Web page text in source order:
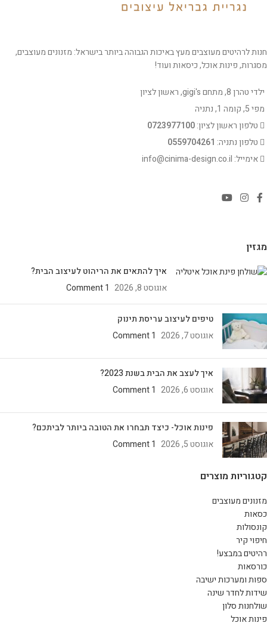
חנות לרהיטים מעוצבים מעץ באיכות הגבוהה ביותר בישראל: מזנונים מעוצבים,
מסגרות, פינות אוכל, כיסאות ועוד!
ילדי טהרן 8, מתחם gigi's, ראשון לציון
מפי 5, קומה 1, נתניה
טלפון ראשון לציון:0723977100
טלפון נתניה: 0559704261
אימייל: info@cinima-design.co.il
מגזין
איך להתאים את הריהוט לעיצוב הבית?
אוגוסט 8, 2026
1 Comment
טיפים לעיצוב עריסת תינוק
אוגוסט 7, 2026
1 Comment
איך לעצב את הבית בשנת 2023?
אוגוסט 6, 2026
1 Comment
פינות אוכל- כיצד תבחרו את הטובה ביותר לביתכם?
אוגוסט 5, 2026
1 Comment
קטגוריות מוצרים
מזנונים מעוצבים
כסאות
קונסולות
חיפוי קיר
רהיטים במבצע!
כורסאות
ספות ומערכות ישיבה
שידות לחדר שינה
שולחנות סלון
פינות אוכל